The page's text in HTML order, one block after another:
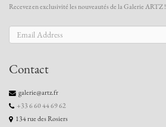
Recevez en exclusivité les nouveautés de la Galerie ARTZ !
Contact
galerie@artz.fr
+33 6 60 44 69 62
134 rue des Rosiers